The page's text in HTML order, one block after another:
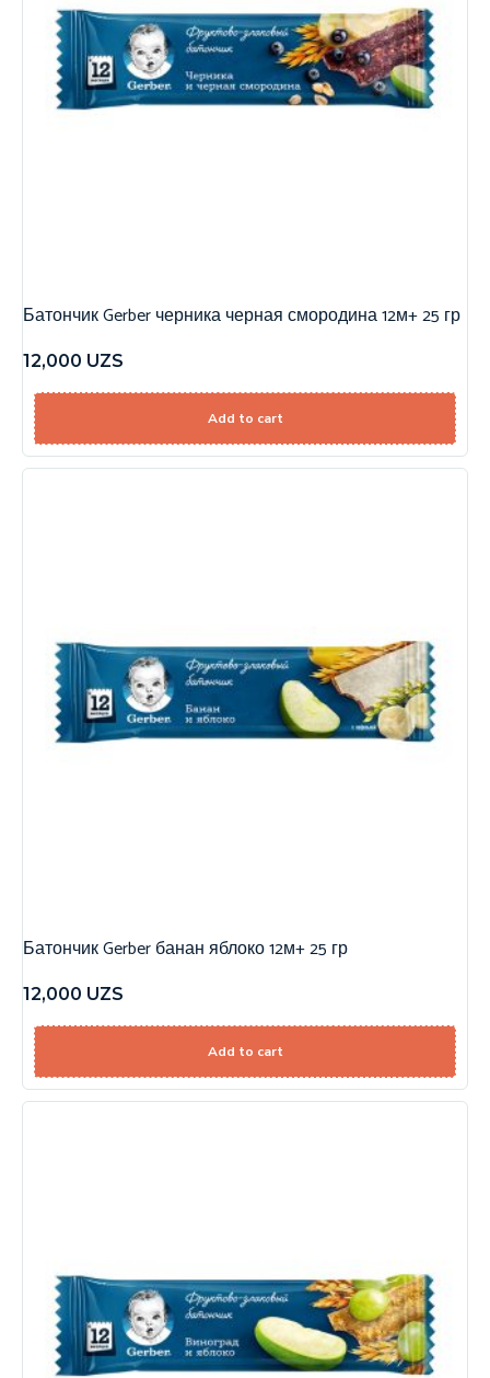
Батончик Gerber черника черная смородина 12м+ 25 гр
12,000 UZS
Add to cart
Батончик Gerber банан яблоко 12м+ 25 гр
12,000 UZS
Add to cart